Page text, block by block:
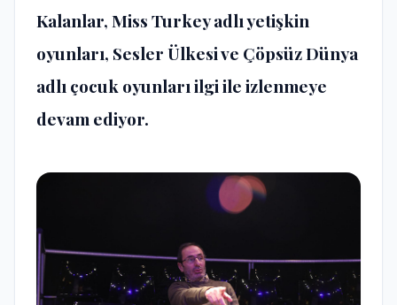
Kalanlar, Miss Turkey adlı yetişkin
oyunları, Sesler Ülkesi ve Çöpsüz Dünya
adlı çocuk oyunları ilgi ile izlenmeye
devam ediyor.